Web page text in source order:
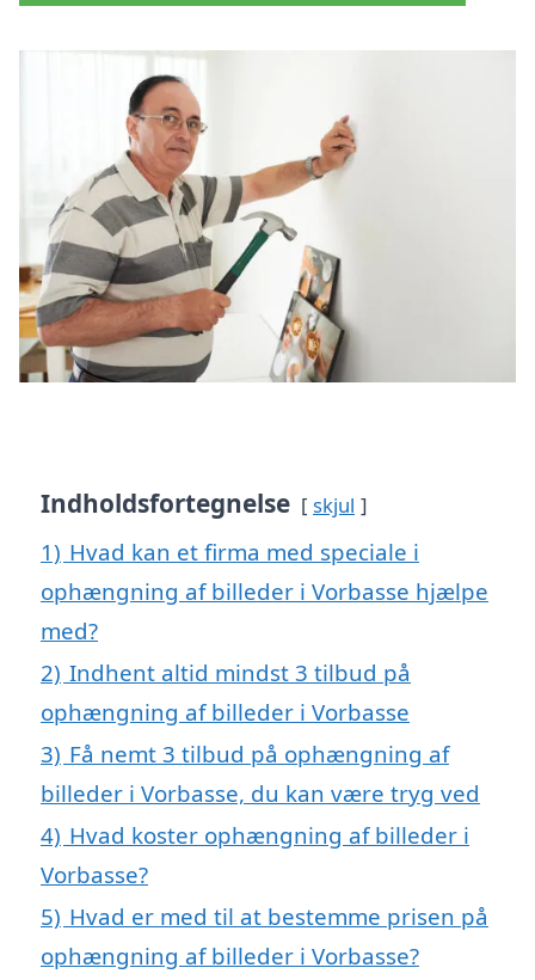
Indholdsfortegnelse skjul
1) Hvad kan et firma med speciale i
ophængning af billeder i Vorbasse hjælpe
med?
2) Indhent altid mindst 3 tilbud på
ophængning af billeder i Vorbasse
3) Få nemt 3 tilbud på ophængning af
billeder i Vorbasse, du kan være tryg ved
4) Hvad koster ophængning af billeder i
Vorbasse?
5) Hvad er med til at bestemme prisen på
ophængning af billeder i Vorbasse?